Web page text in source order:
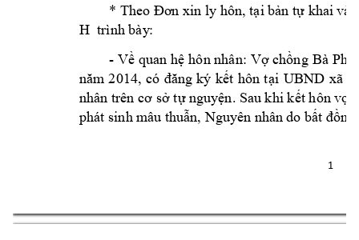
1
* Theo Đơn xin ly hôn, tại bản tự khai và
H trình bày:
- Về quan hệ hôn nhân: Vợ chồng Bà Phạ
năm 2014, có đăng ký kết hôn tại UBND xã
nhân trên cơ sở tự nguyện. Sau khi kết hôn vợ
phát sinh mâu thuẫn, Nguyên nhân do bất